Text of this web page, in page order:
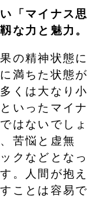
「マイナス思
な力と魅力。
の精神状態に
満ちた状態が
くは大なり小
いったマイナ
はないでしょ
苦悩と虚無
クなどとなっ
。人間が抱え
ことは容易で